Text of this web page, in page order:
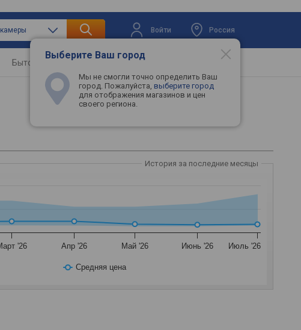
камеры Войти Россия
Выберите Ваш город
Мы не смогли точно определить Ваш
город. Пожалуйста, выберите город
для отображения магазинов и цен
своего региона.
Бытовая техника Телевизоры
История за последние месяцы
Средняя цена
'26 Апр '26 Май '26 Июнь '26 Июль '26